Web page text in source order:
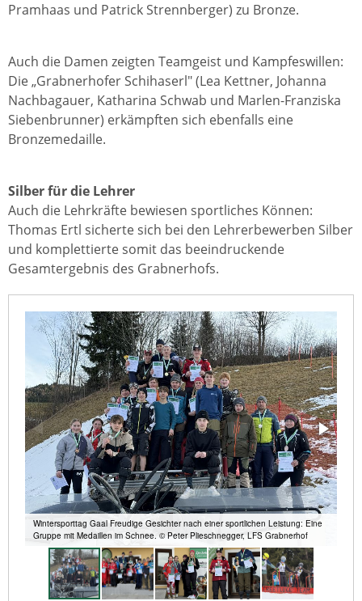
Pramhaas und Patrick Strennberger) zu Bronze.
Auch die Damen zeigten Teamgeist und Kampfeswillen:
Die „Grabnerhofer Schihaserl" (Lea Kettner, Johanna
Nachbagauer, Katharina Schwab und Marlen-Franziska
Siebenbrunner) erkämpften sich ebenfalls eine
Bronzemedaille.
Silber für die Lehrer
Auch die Lehrkräfte bewiesen sportliches Können:
Thomas Ertl sicherte sich bei den Lehrerbewerben Silber
und komplettierte somit das beeindruckende
Gesamtergebnis des Grabnerhofs.
Wintersporttag Gaal Freudige Gesichter nach einer sportlichen Leistung: Eine
Gruppe mit Medaillen im Schnee. © Peter Plieschnegger, LFS Grabnerhof